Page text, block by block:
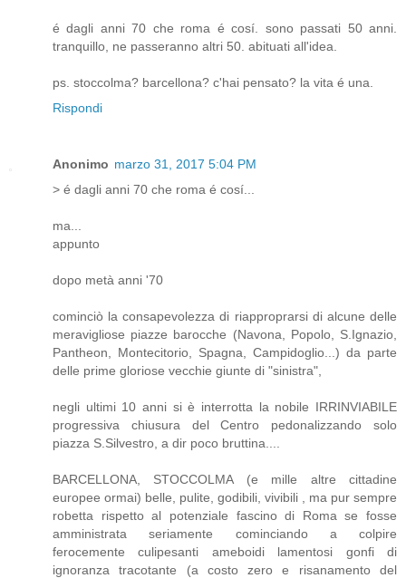
é dagli anni 70 che roma é cosí. sono passati 50 anni.
tranquillo, ne passeranno altri 50. abituati all'idea.
ps. stoccolma? barcellona? c'hai pensato? la vita é una.
Rispondi
Anonimo marzo 31, 2017 5:04 PM
> é dagli anni 70 che roma é cosí...
ma...
appunto
dopo metà anni '70
cominciò la consapevolezza di riapproprarsi di alcune delle
meravigliose piazze barocche (Navona, Popolo, S.Ignazio,
Pantheon, Montecitorio, Spagna, Campidoglio...) da parte
delle prime gloriose vecchie giunte di "sinistra",
negli ultimi 10 anni si è interrotta la nobile IRRINVIABILE
progressiva chiusura del Centro pedonalizzando solo
piazza S.Silvestro, a dir poco bruttina....
BARCELLONA, STOCCOLMA (e mille altre cittadine
europee ormai) belle, pulite, godibili, vivibili , ma pur sempre
robetta rispetto al potenziale fascino di Roma se fosse
amministrata seriamente cominciando a colpire
ferocemente culipesanti ameboidi lamentosi gonfi di
ignoranza tracotante (a costo zero e risanamento del